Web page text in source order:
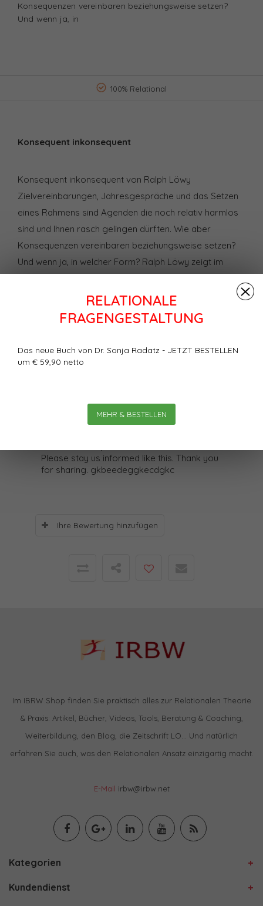
RELATIONALE
FRAGENGESTALTUNG
Das neue Buch von Dr. Sonja Radatz - JETZT BESTELLEN
um € 59,90 netto
MEHR & BESTELLEN
Konsequenzen vereinbaren beziehungsweise setzen?
Und wenn ja, in
100% Relational
Konsequent inkonsequent
Konsequent inkonsequent von Ralph Löwy
Zielvereinbarungen, Jahresgespräche und das Setzen
eines Rahmens sind Agenden die noch relativ harmlos
sind und Ihnen rasch gelingen dürften. Wie aber
Konsequenzen vereinbaren beziehungsweise setzen?
Und wenn ja, in welcher Form? Ralph Löwy zeigt im
Please stay us informed like this. Thank you
for sharing. gkbeedeggkecdgkc
Ihre Bewertung hinzufügen
Im IBRW Shop finden Sie praktisch alles zur Relationalen Theorie
& Praxis: Artikel, Bücher, Videos, Tools, Beratung & Coaching,
Weiterbildung, den Blog, die Zeitschrift LO… Und natürlich
erfahren Sie auch, was den Relationalen Ansatz einzigartig macht.
E-Mail irbw@irbw.net
Kategorien
Kundendienst